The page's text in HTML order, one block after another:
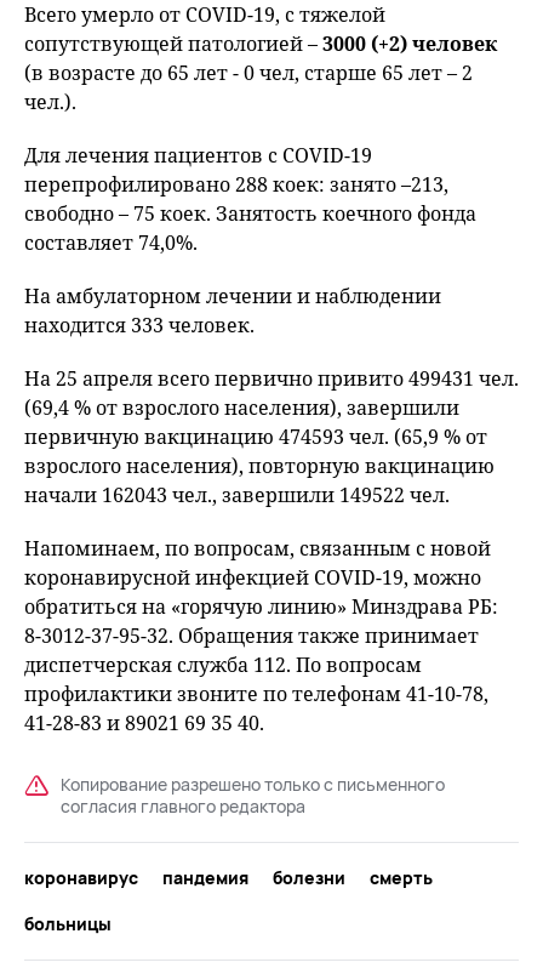
Всего умерло от COVID-19, с тяжелой
сопутствующей патологией –3000 (+2) человек
(в возрасте до 65 лет - 0 чел, старше 65 лет – 2
чел.).
Для лечения пациентов с COVID-19
перепрофилировано 288 коек: занято –213,
свободно – 75 коек. Занятость коечного фонда
составляет 74,0%.
На амбулаторном лечении и наблюдении
находится 333 человек.
На 25 апреля всего первично привито 499431 чел.
(69,4 % от взрослого населения), завершили
первичную вакцинацию 474593 чел. (65,9 % от
взрослого населения), повторную вакцинацию
начали 162043 чел., завершили 149522 чел.
Напоминаем, по вопросам, связанным с новой
коронавирусной инфекцией COVID-19, можно
обратиться на «горячую линию» Минздрава РБ:
8-3012-37-95-32. Обращения также принимает
диспетчерская служба 112. По вопросам
профилактики звоните по телефонам 41-10-78,
41-28-83 и 89021 69 35 40.
Копирование разрешено только с письменного
согласия главного редактора
коронавирус пандемия болезни
смерть
больницы